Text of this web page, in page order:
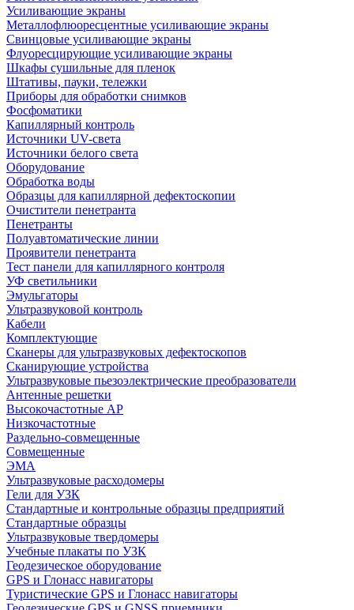
Усиливающие экраны
Металлофлюоресцентные усиливающие экраны
Свинцовые усиливающие экраны
Флуоресцирующие усиливающие экраны
Шкафы сушильные для пленок
Штативы, пауки, тележки
Приборы для обработки снимков
Фосфоматики
Капиллярный контроль
Источники UV-света
Источники белого света
Оборудование
Обработка воды
Образцы для капиллярной дефектоскопии
Очистители пенетранта
Пенетранты
Полуавтоматические линии
Проявители пенетранта
Тест панели для капиллярного контроля
УФ светильники
Эмульгаторы
Ультразвуковой контроль
Кабели
Комплектующие
Сканеры для ультразвуковых дефектоскопов
Сканирующие устройства
Ультразвуковые пьезоэлектрические преобразователи
Антенные решетки
Высокочастотные АР
Низкочастотные
Раздельно-совмещенные
Совмещенные
ЭМА
Ультразвуковые расходомеры
Гели для УЗК
Стандартные и контрольные образцы предприятий
Стандартные образцы
Ультразвуковые твердомеры
Учебные плакаты по УЗК
Геодезическое оборудование
GPS и Глонасс навигаторы
Туристические GPS и Глонасс навигаторы